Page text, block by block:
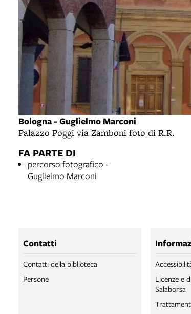
Bologna - Guglielmo Marconi
Palazzo Poggi via Zamboni foto di R.R.
FA PARTE DI
percorso fotografico -
Guglielmo Marconi
Contatti
Contatti della biblioteca
Persone
Licenze e
Salaborsa